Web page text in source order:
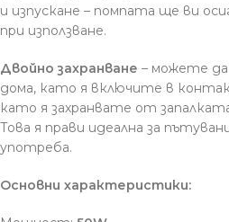
и изпускане – помпата ще ви
при използване.
Двойно захранване – можете
дома, като я включите в
като я захранвате от
Това я прави идеална за
употреба.
Основни характеристики: